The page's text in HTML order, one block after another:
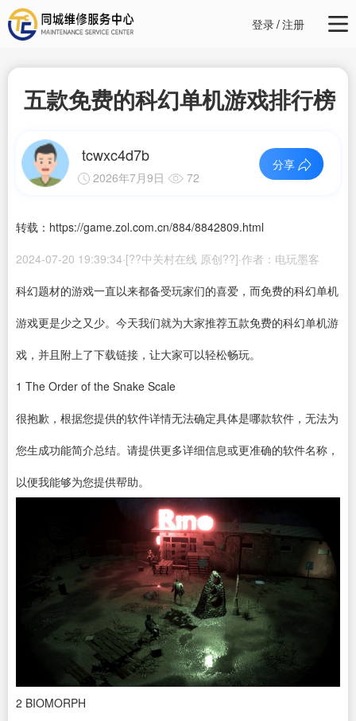
登录/注册
五款免费的科幻单机游戏排行榜
tcwxc4d7b
2026年7月9日 72
分享
转载：https://game.zol.com.cn/884/8842809.html
2024-07-20 19:39:34·[??中关村在线 原创??]·作者：电玩墨客
科幻题材的游戏一直以来都备受玩家们的喜爱，而免费的科幻单机
游戏更是少之又少。今天我们就为大家推荐五款免费的科幻单机游
戏，并且附上了下载链接，让大家可以轻松畅玩。
1 The Order of the Snake Scale
很抱歉，根据您提供的软件详情无法确定具体是哪款软件，无法为
您生成功能简介总结。请提供更多详细信息或更准确的软件名称，
以便我能够为您提供帮助。
2 BIOMORPH